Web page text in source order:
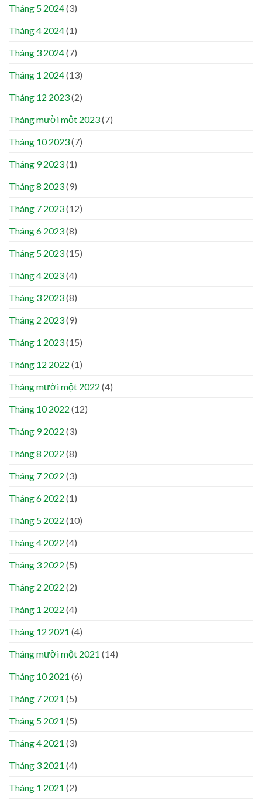
Tháng 5 2024(3)
Tháng 4 2024(1)
Tháng 3 2024(7)
Tháng 1 2024(13)
Tháng 12 2023(2)
Tháng mười một 2023(7)
Tháng 10 2023(7)
Tháng 9 2023(1)
Tháng 8 2023(9)
Tháng 7 2023(12)
Tháng 6 2023(8)
Tháng 5 2023(15)
Tháng 4 2023(4)
Tháng 3 2023(8)
Tháng 2 2023(9)
Tháng 1 2023(15)
Tháng 12 2022 (1)
Tháng mười một 2022 (4)
Tháng 10 2022 (12)
Tháng 9 2022 (3)
Tháng 8 2022 (8)
Tháng 7 2022 (3)
Tháng 6 2022 (1)
Tháng 5 2022 (10)
Tháng 4 2022 (4)
Tháng 3 2022 (5)
Tháng 2 2022 (2)
Tháng 1 2022 (4)
Tháng 12 2021 (4)
Tháng mười một 2021 (14)
Tháng 10 2021 (6)
Tháng 7 2021 (5)
Tháng 5 2021 (5)
Tháng 4 2021 (3)
Tháng 3 2021 (4)
Tháng 1 2021 (2)